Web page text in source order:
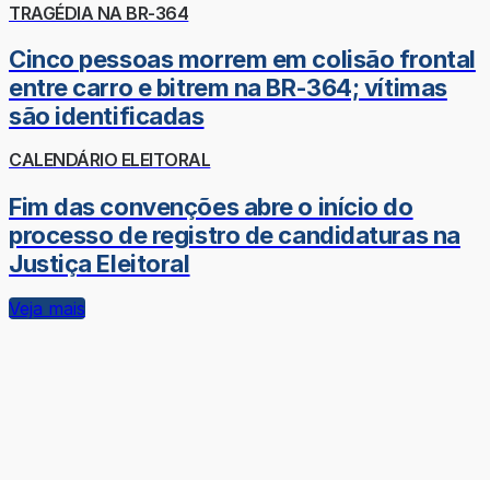
TRAGÉDIA NA BR-364
Cinco pessoas morrem em colisão frontal
entre carro e bitrem na BR-364; vítimas
são identificadas
CALENDÁRIO ELEITORAL
Fim das convenções abre o início do
processo de registro de candidaturas na
Justiça Eleitoral
Veja mais